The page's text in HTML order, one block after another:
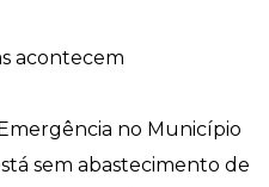
acontecem
no Município
sem abastecimento de